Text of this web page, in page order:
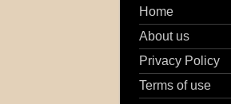
Home
About us
Privacy Policy
Terms of use